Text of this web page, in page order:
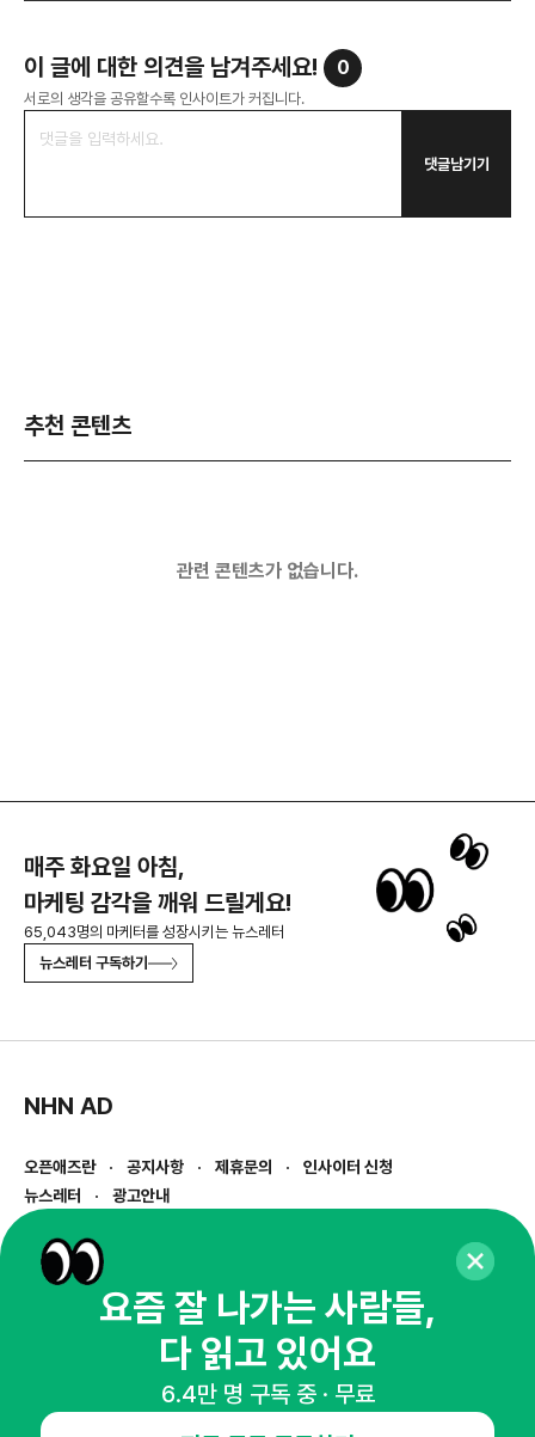
이 글에 대한 의견을 남겨주세요! 0
서로의 생각을 공유할수록 인사이트가 커집니다.
댓글남기기
추천 콘텐츠
관련 콘텐츠가 없습니다.
매주 화요일 아침,
마케팅 감각을 깨워 드릴게요!
65,043명의 마케터를 성장시키는 뉴스레터
뉴스레터 구독하기
NHN AD
오픈애즈란 공지사항 제휴문의
인사이터 신청
뉴스레터
광고안내
경기도 성남시 분당구 대왕판교로645번길 16
사업자등록번호 : 144-81-27690(
통신판매업신고번호 : 2014-경기성남-1023
호스팅서비스사업자 : 오픈애즈
1800-2198
openads@openads.co.kr
요즘 잘 나가는 사람들,
다 읽고 있어요
6.4만 명 구독 중 · 무료